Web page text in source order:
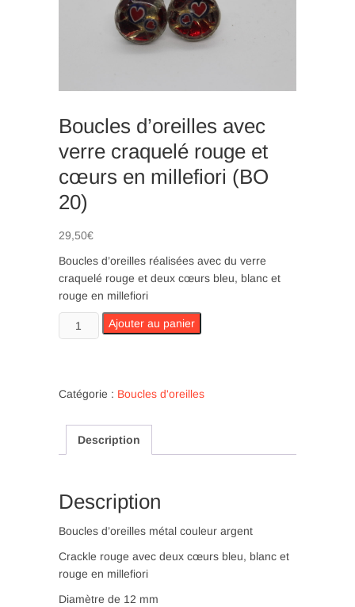
Boucles d’oreilles avec
verre craquelé rouge et
cœurs en millefiori (BO
20)
29,50€
Boucles d’oreilles réalisées avec du verre
craquelé rouge et deux cœurs bleu, blanc et
rouge en millefiori
quantité
de
avec
craquelé
rouge
en
millefiori
(BO
Ajouter au panier
Catégorie : Boucles d'oreilles
Description
Description
Boucles d’oreilles métal couleur argent
Crackle rouge avec deux cœurs bleu, blanc et
rouge en millefiori
Diamètre de 12 mm